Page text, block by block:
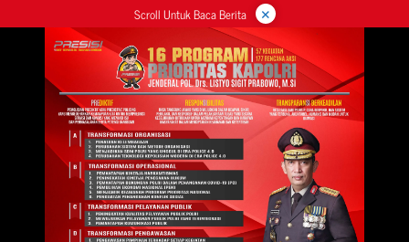
ke
Scroll Untuk Baca Berita ×